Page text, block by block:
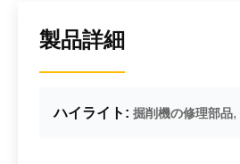
製品詳細
ハイライト: 掘削機の修理部品,